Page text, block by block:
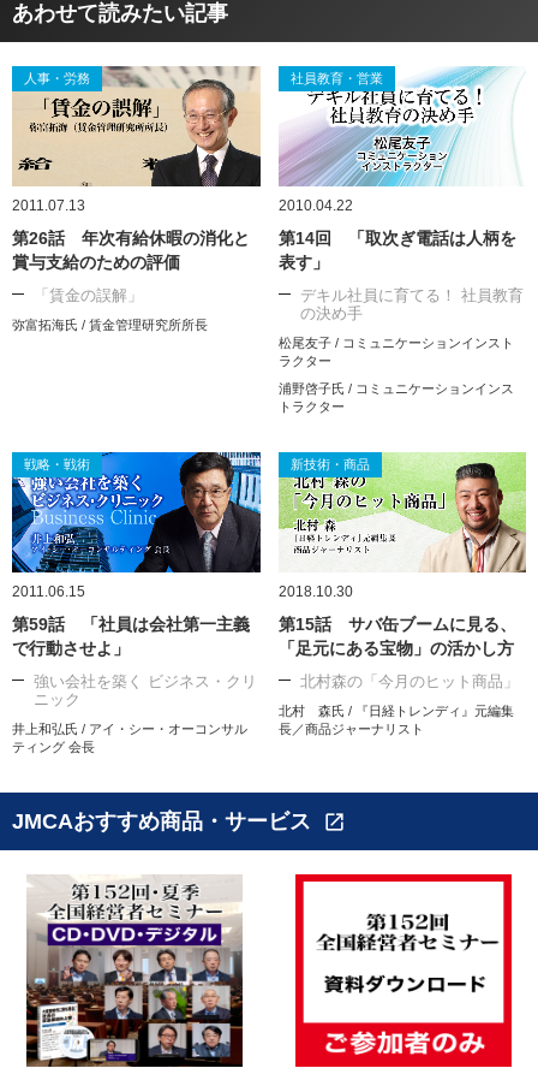
あわせて読みたい記事
人事・労務
2011.07.13
第26話 年次有給休暇の消化と
賞与支給のための評価
「賃金の誤解」
弥富拓海氏 / 賃金管理研究所所長
社員教育・営業
2010.04.22
第14回 「取次ぎ電話は人柄を
表す」
デキル社員に育てる！ 社員教育
の決め手
松尾友子 / コミュニケーションインスト
ラクター
浦野啓子氏 / コミュニケーションインス
トラクター
戦略・戦術
2011.06.15
第59話 「社員は会社第一主義
で行動させよ」
強い会社を築く ビジネス・クリ
ニック
井上和弘氏 / アイ・シー・オーコンサル
ティング 会長
新技術・商品
2018.10.30
第15話 サバ缶ブームに見る、
「足元にある宝物」の活かし方
北村森の「今月のヒット商品」
北村 森氏 / 『日経トレンディ』元編集
長／商品ジャーナリスト
JMCAおすすめ商品・サービス open_in_new